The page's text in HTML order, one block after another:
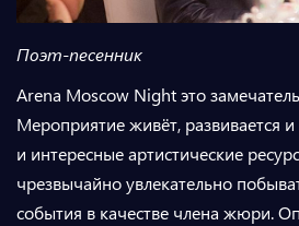
Поэт-песенник
Arena Moscow Night это
Мероприятие живёт, развивается
и интересные артистические
чрезвычайно увлекательно
события в качестве члена жюри.